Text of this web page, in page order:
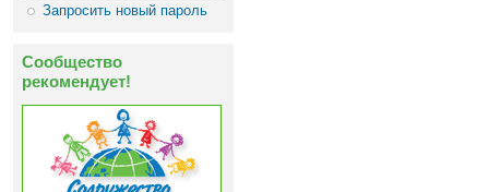
Запросить новый пароль
Сообщество
рекомендует!